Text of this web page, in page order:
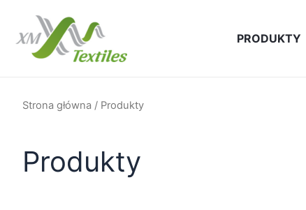
treści
PRODUKTY
Strona główna / Produkty
Produkty